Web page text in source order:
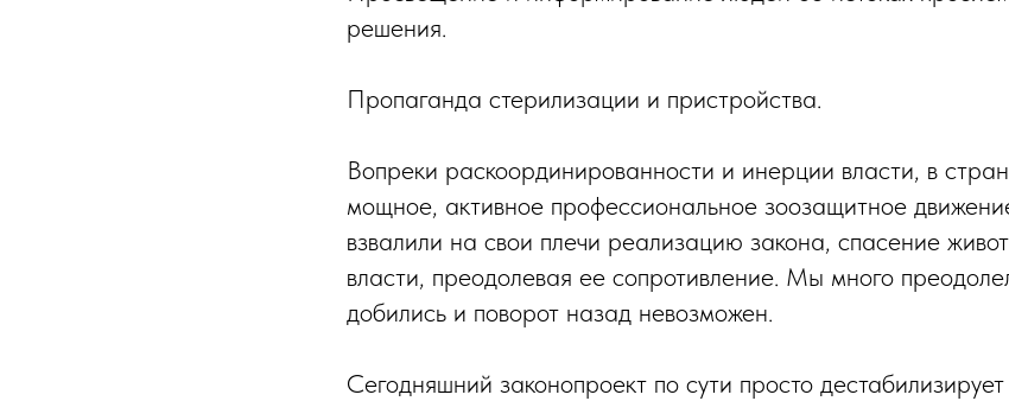
решения.
Пропаганда стерилизации и пристройства.
Вопреки раскоординированности и инерции власти, в
мощное, активное профессиональное зоозащитное
взвалили на свои плечи реализацию закона, спасение
власти, преодолевая ее сопротивление. Мы много
добились и поворот назад невозможен.
Сегодняшний законопроект по сути просто